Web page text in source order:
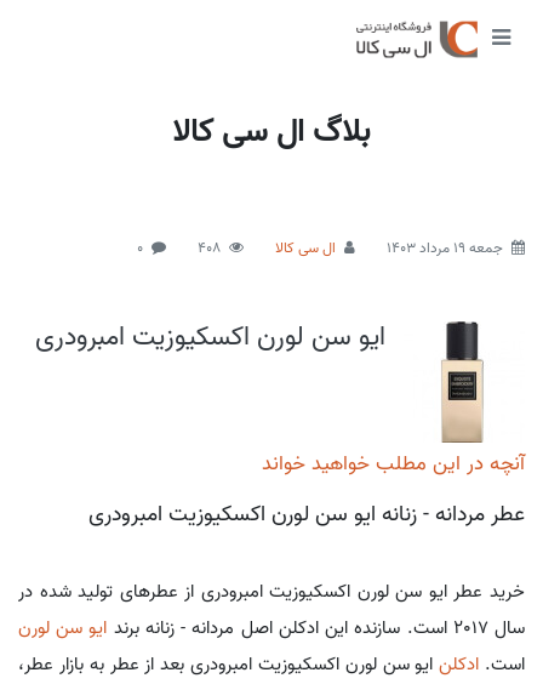
بلاگ ال سی کالا
جمعه 19 مرداد 1403 ال سی کالا 408
0
ایو سن لورن اکسکیوزیت امبرودری
آنچه در این مطلب خواهید خواند
عطر مردانه - زنانه ایو سن لورن اکسکیوزیت امبرودری
خرید عطر ایو سن لورن اکسکیوزیت امبرودری از عطرهای تولید شده در
سال 2017 است. سازنده این ادکلن اصل مردانه - زنانه برند
ایو سن لورن
است. ادکلنایو سن لورن اکسکیوزیت امبرودری بعد از عطر به بازار عطر،